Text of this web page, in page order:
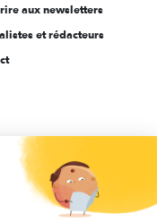
aux newsletters
et rédacteurs